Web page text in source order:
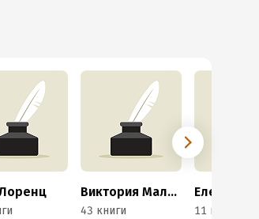
Виктория Мальцева
43 книги
Елена Гром
11 книг